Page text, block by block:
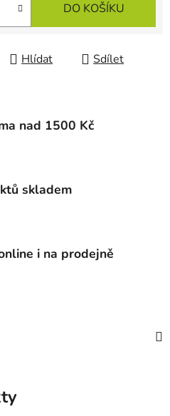
DO KOŠÍKU
Hlídat Sdílet
nad 1500 Kč
skladem
i na prodejně